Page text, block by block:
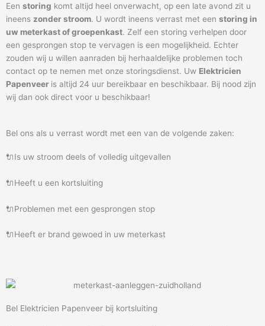
Een storing komt altijd heel onverwacht, op een late avond zit u
ineens zonder stroom. U wordt ineens verrast met een storing in
uw meterkast of groepenkast. Zelf een storing verhelpen door
een gesprongen stop te vervagen is een mogelijkheid. Echter
zouden wij u willen aanraden bij herhaaldelijke problemen toch
contact op te nemen met onze storingsdienst. Uw Elektricien
Papenveer is altijd 24 uur bereikbaar en beschikbaar. Bij nood zijn
wij dan ook direct voor u beschikbaar!
Bel ons als u verrast wordt met een van de volgende zaken:
🔌Is uw stroom deels of volledig uitgevallen
🔌Heeft u een kortsluiting
🔌Problemen met een gesprongen stop
🔌Heeft er brand gewoed in uw meterkast
Bel Elektricien Papenveer bij kortsluiting